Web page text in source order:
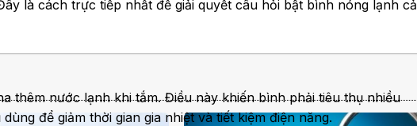
là cách trực tiếp nhất để giải quyết câu hỏi bật bình nóng lạnh cả
thêm nước lạnh khi tắm. Điều này khiến bình phải tiêu thụ nhiều
để giảm thời gian gia nhiệt và tiết kiệm điện năng.